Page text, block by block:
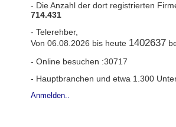
- Die Anzahl der dort registrierten
714.431
- Telerehber,
Von 06.08.2026 bis heute 1402637
- Online besuchen :30717
- Hauptbranchen und etwa 1.300
Anmelden..